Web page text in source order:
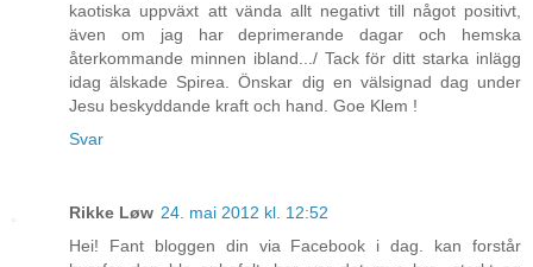
kaotiska uppväxt att vända allt negativt till något positivt,
även om jag har deprimerande dagar och hemska
återkommande minnen ibland.../ Tack för ditt starka inlägg
idag älskade Spirea. Önskar dig en välsignad dag under
Jesu beskyddande kraft och hand. Goe Klem !
Svar
Rikke Løw 24. mai 2012 kl. 12:52
Hei! Fant bloggen din via Facebook i dag. kan forstår